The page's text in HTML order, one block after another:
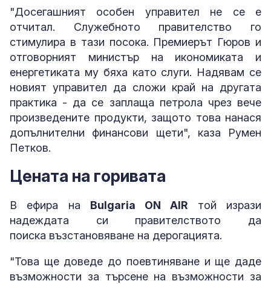
"Досегашният особен управител не се е
отчитал. Служебното правителство го
стимулира в тази посока. Премиерът Гюров и
отговорният министър на икономиката и
енергетиката му бяха като слуги. Надявам се
новият управител да сложи край на другата
практика - да се заплаща петрола чрез вече
произведените продукти, защото това нанася
допълнителни финансови щети", каза Румен
Петков.
Цената на горивата
В ефира на Bulgaria ON AIR той изрази
надеждата си правителството да
поиска възстановяване на дерогацията.
"Това ще доведе до поевтиняване и ще даде
възможности за търсене на възможности за